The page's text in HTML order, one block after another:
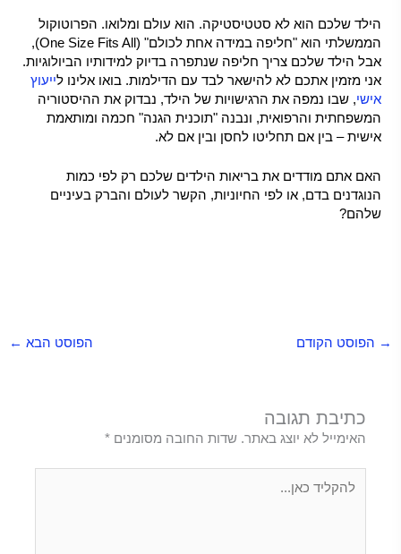
הילד שלכם הוא לא סטטיסטיקה. הוא עולם ומלואו. הפרוטוקול
הממשלתי הוא "חליפה במידה אחת לכולם" (One Size Fits All),
אבל הילד שלכם צריך חליפה שנתפרה בדיוק למידותיו הביולוגיות.
אני מזמין אתכם לא להישאר לבד עם הדילמות. בואו אלינו לייעוץ
אישי, שבו נמפה את הרגישויות של הילד, נבדוק את ההיסטוריה
המשפחתית והרפואית, ונבנה "תוכנית הגנה" חכמה ומותאמת
אישית – בין אם תחליטו לחסן ובין אם לא.
האם אתם מודדים את בריאות הילדים שלכם רק לפי כמות
הנוגדנים בדם, או לפי החיוניות, הקשר לעולם והברק בעיניים
שלהם?
→ הפוסט הקודם הפוסט הבא ←
כתיבת תגובה
האימייל לא יוצג באתר. שדות החובה מסומנים*
כאן...